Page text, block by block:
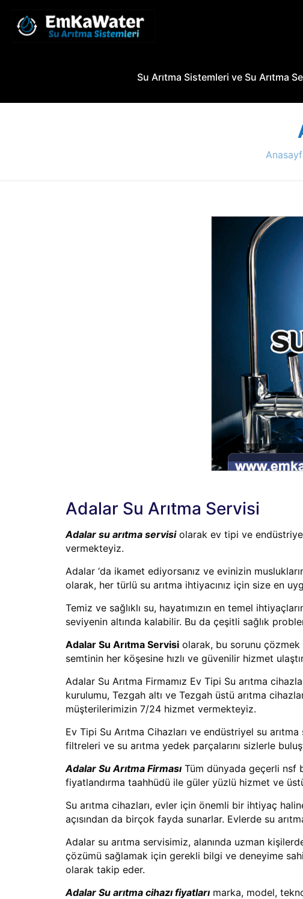
Su Arıtma Sistemleri ve Su Arıtma
Adalar Su Arıtma Servisi
Adalar su arıtma servisiolarak ev tipi ve
vermekteyiz.
Adalar ‘da ikamet ediyorsanız ve evinizin
olarak, her türlü su arıtma ihtiyacınız için size en
Temiz ve sağlıklı su, hayatımızın en temel
seviyenin altında kalabilir. Bu da çeşitli sağlık
Adalar Su Arıtma Servisiolarak, bu sorunu çözmek
semtinin her köşesine hızlı ve güvenilir hizmet
Adalar Su Arıtma Firmamız Ev Tipi Su arıtma
kurulumu, Tezgah altı ve Tezgah üstü arıtma
müşterilerimizin 7/24 hizmet vermekteyiz.
Ev Tipi Su Arıtma Cihazları ve endüstriyel su
filtreleri ve su arıtma yedek parçalarını sizlerle
Adalar Su Arıtma FirmasıTüm dünyada geçerli nsf
fiyatlandırma taahhüdü ile güler yüzlü hizmet ve
Su arıtma cihazları, evler için önemli bir ihtiyaç
açısından da birçok fayda sunarlar. Evlerde su
Adalar su arıtma servisimiz, alanında uzman
çözümü sağlamak için gerekli bilgi ve deneyime
olarak takip eder.
Adalar Su arıtma cihazı fiyatlarımarka, model,